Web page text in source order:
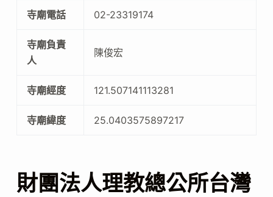
寺廟電話 02-23319174
寺廟負責
人
陳俊宏
寺廟經度 121.507141113281
寺廟緯度 25.0403575897217
財團法人理教總公所台灣